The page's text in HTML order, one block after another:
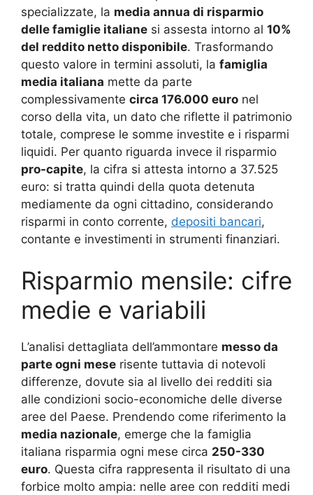
specializzate, la media annua di risparmio
delle famiglie italiane si assesta intorno al 10%
del reddito netto disponibile. Trasformando
questo valore in termini assoluti, la famiglia
media italiana mette da parte
complessivamente circa 176.000 euro nel
corso della vita, un dato che riflette il patrimonio
totale, comprese le somme investite e i risparmi
liquidi. Per quanto riguarda invece il risparmio
pro-capite, la cifra si attesta intorno a 37.525
euro: si tratta quindi della quota detenuta
mediamente da ogni cittadino, considerando
risparmi in conto corrente, depositi bancari,
contante e investimenti in strumenti finanziari.
Risparmio mensile: cifre
medie e variabili
L’analisi dettagliata dell’ammontare messo da
parte ogni mese risente tuttavia di notevoli
differenze, dovute sia al livello dei redditi sia
alle condizioni socio-economiche delle diverse
aree del Paese. Prendendo come riferimento la
media nazionale, emerge che la famiglia
italiana risparmia ogni mese circa 250-330
euro. Questa cifra rappresenta il risultato di una
forbice molto ampia: nelle aree con redditi medi